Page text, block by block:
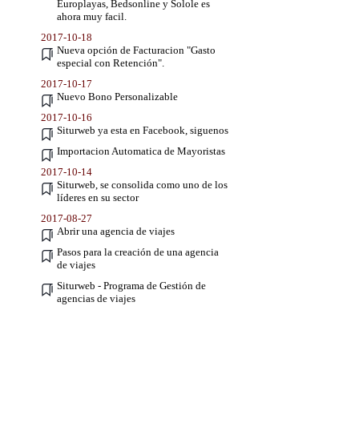
Europlayas, Bedsonline y Solole es
ahora muy facil.
2017-10-18
Nueva opción de Facturacion "Gasto
especial con Retención".
2017-10-17
Nuevo Bono Personalizable
2017-10-16
Siturweb ya esta en Facebook, siguenos
Importacion Automatica de Mayoristas
2017-10-14
Siturweb, se consolida como uno de los
líderes en su sector
2017-08-27
Abrir una agencia de viajes
Pasos para la creación de una agencia
de viajes
Siturweb - Programa de Gestión de
agencias de viajes